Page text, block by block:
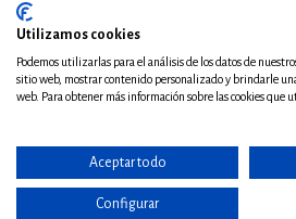
compartan las reflexiones u opiniones expresadas.
© Copyright 2011 - Todos
los derechos reservados
Utilizamos cookies
Podemos utilizarlas para el análisis de los datos de
sitio web, mostrar contenido personalizado y brindarle
web. Para obtener más información sobre las cookies que
Aceptar todo
Configurar